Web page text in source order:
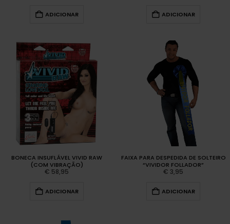
ADICIONAR ADICIONAR
BONECA INSUFLÁVEL VIVID RAW
(COM VIBRAÇÃO)
€ 58,95
ADICIONAR
FAIXA PARA DESPEDIDA DE SOLTEIRO
“VIVIDOR FOLLADOR”
€ 3,95
ADICIONAR